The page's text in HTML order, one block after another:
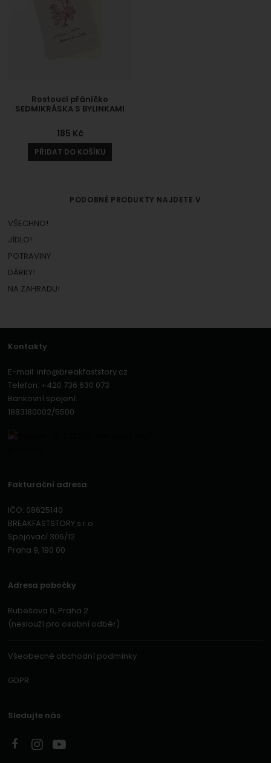
Rostoucí přáníčko
SEDMIKRÁSKA S BYLINKAMI
185 Kč
PŘIDAT DO KOŠÍKU
PODOBNÉ PRODUKTY NAJDETE V
VŠECHNO!
JÍDLO!
POTRAVINY
DÁRKY!
NA ZAHRADU!
Kontakty
E-mail: info@breakfaststory.cz
Telefon: +420 736 630 073
Bankovní spojení:
1883180002/5500
Fakturační adresa
IČO: 08625140
BREAKFASTSTORY s.r.o.
Spojovací 306/12
Praha 9, 190 00
Adresa pobočky
Rubešova 6, Praha 2
(neslouží pro osobní odběr)
Všeobecné obchodní podmínky
GDPR
Sledujte nás